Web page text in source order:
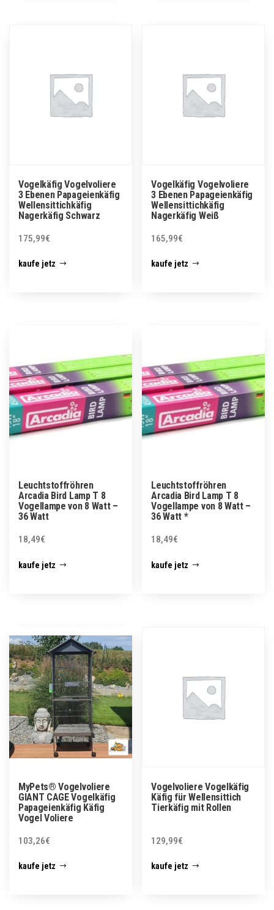
Vogelkäfig Vogelvoliere
3 Ebenen Papageienkäfig
Wellensittichkäfig
Nagerkäfig Schwarz
175,99€
kaufe jetz
Vogelkäfig Vogelvoliere
3 Ebenen Papageienkäfig
Wellensittichkäfig
Nagerkäfig Weiß
165,99€
kaufe jetz
Leuchtstoffröhren
Arcadia Bird Lamp T 8
Vogellampe von 8 Watt –
36 Watt
18,49€
kaufe jetz
Leuchtstoffröhren
Arcadia Bird Lamp T 8
Vogellampe von 8 Watt –
36 Watt *
18,49€
kaufe jetz
MyPets® Vogelvoliere
GIANT CAGE Vogelkäfig
Papageienkäfig Käfig
Vogel Voliere
103,26€
kaufe jetz
Vogelvoliere Vogelkäfig
Käfig für Wellensittich
Tierkäfig mit Rollen
129,99€
kaufe jetz